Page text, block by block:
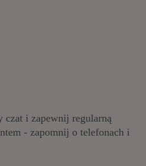
czat i zapewnij regularną
- zapomnij o telefonach i